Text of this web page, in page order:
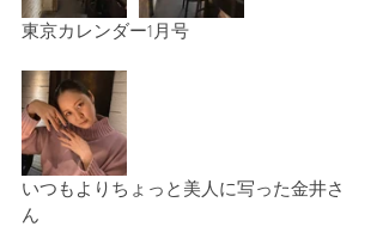
東京カレンダー1月号
いつもよりちょっと美人に写った金井さ
ん